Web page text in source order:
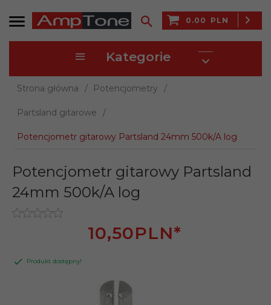
0.00 PLN
Kategorie
Strona główna Potencjometry
Partsland gitarowe
Potencjometr gitarowy Partsland 24mm 500k/A log
Potencjometr gitarowy Partsland
24mm 500k/A log
10,50PLN*
Produkt dostępny!